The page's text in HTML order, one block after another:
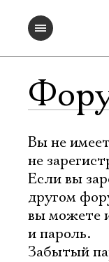
Вы не
не
Если вы
другом
вы можете
и пароль.
Забытый